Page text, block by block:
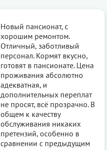
Новый пансионат, с
хорошим ремонтом.
Отличный, заботливый
персонал. Кормят вкусно,
готовят в пансионате. Цена
проживания абсолютно
адекватная, и
дополнительных переплат
не просят, всё прозрачно. В
общем к качеству
обслуживания никаких
претензий, особенно в
сравнении с предыдущим